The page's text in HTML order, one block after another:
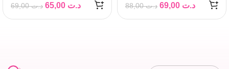
د.ت69,00 د.ت د.ت88,00 د.ت